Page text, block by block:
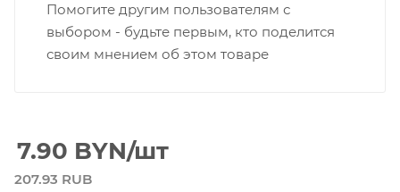
Помогите другим пользователям с
выбором - будьте первым, кто поделится
своим мнением об этом товаре
7.90 BYN/шт
207.93 RUB